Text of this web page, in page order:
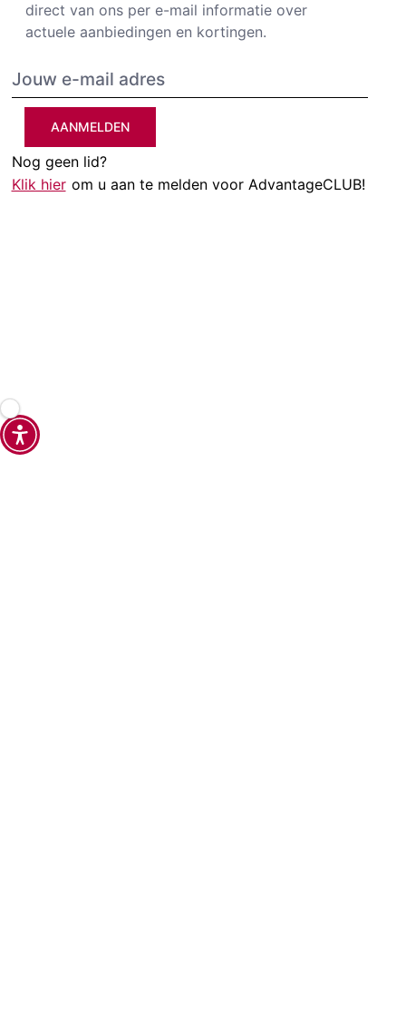
direct van ons per e-mail informatie over
actuele aanbiedingen en kortingen.
AANMELDEN
Nog geen lid?
Klik hier om u aan te melden voor AdvantageCLUB!